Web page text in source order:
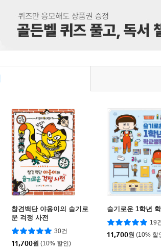
참견백단 야옹이의 슬기로
운 걱정 사전
30건
11,700원 (10% 할인)
슬기로운 1학년
19
11,700원 (10% 할